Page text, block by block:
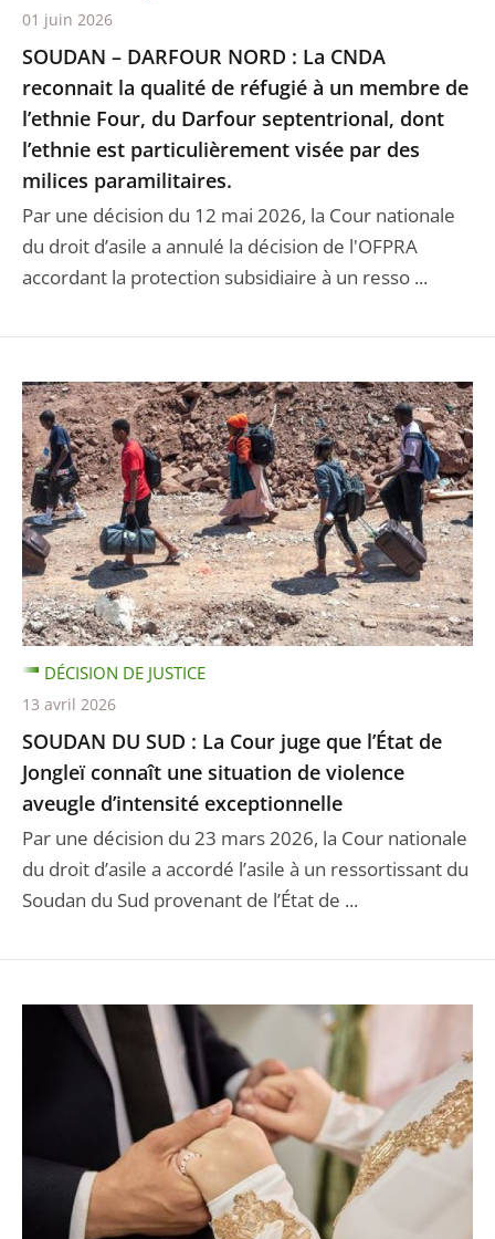
SOUDAN – DARFOUR NORD : La CNDA
reconnait la qualité de réfugié à un membre de
l’ethnie Four, du Darfour septentrional, dont
l’ethnie est particulièrement visée par des
milices paramilitaires.
Par une décision du 12 mai 2026, la Cour nationale
du droit d’asile a annulé la décision de l'OFPRA
accordant la protection subsidiaire à un resso ...
01 juin 2026
SOUDAN DU SUD : La Cour juge que l’État de
Jongleï connaît une situation de violence
aveugle d’intensité exceptionnelle
Par une décision du 23 mars 2026, la Cour nationale
du droit d’asile a accordé l’asile à un ressortissant du
Soudan du Sud provenant de l’État de ...
DÉCISION DE JUSTICE
13 avril 2026